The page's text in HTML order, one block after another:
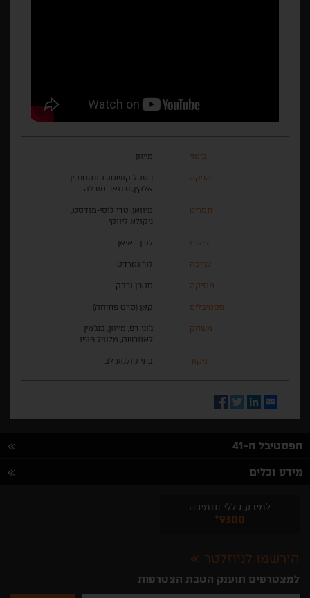
בימוי מייוון
הפקה
פסקל קושטו, קונסטנטין
אלקין, גרגואר סורלה
תסריט
מיוואן, טדי לוסי-מודסט,
ניקולא ליווקי
צילום לורן דאיאן
עריכה לור גארדט
מוזיקה סטפן ורבק
פסטיבלים קאן (סרט פתיחה)
משחק
ג'וני דפ, מייוון, בנג'מין
לאוורשה, מלוויל פופו
מקור בתי קולנוע לב
Email
LinkedIn
Twitter
Facebook
הפסטיבל ה-41
מידע וכלים
למידע כללי ותמיכה
*9300
הירשמו לניוזלטר
למצטרפים תוענק הטבת הצטרפות